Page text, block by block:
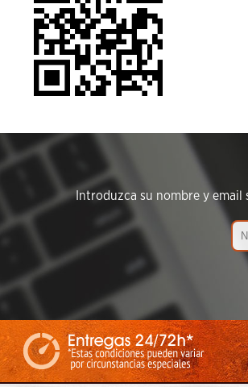
Introduzca su nombre y email